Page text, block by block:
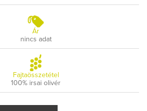
Ár
nincs adat
Fajtaösszetétel
100% irsai olivér